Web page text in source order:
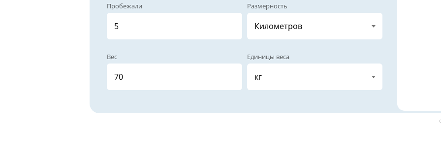
Пробежали Размерность
Вес Единицы веса